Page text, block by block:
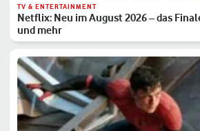
TV & ENTERTAINMENT
Netflix: Neu im August 2026 – das
und mehr